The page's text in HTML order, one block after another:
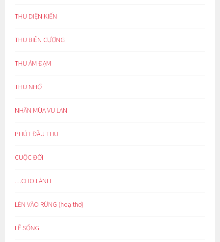
THU DIỆN KIẾN
THU BIÊN CƯƠNG
THU ẢM ĐẠM
THU NHỚ
NHÂN MÙA VU LAN
PHÚT ĐẦU THU
CUỘC ĐỜI
…CHO LÀNH
LẺN VÀO RỪNG (hoạ thơ)
LẼ SỐNG